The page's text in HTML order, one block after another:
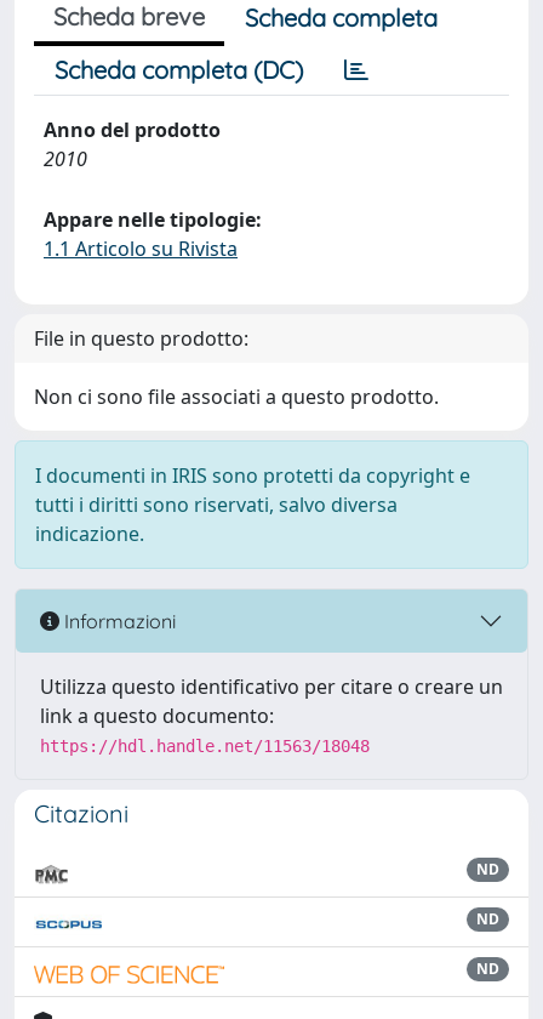
Scheda breve
Scheda completa
Scheda completa (DC)
Anno del prodotto
2010
Appare nelle tipologie:
1.1 Articolo su Rivista
File in questo prodotto:
Non ci sono file associati a questo prodotto.
I documenti in IRIS sono protetti da copyright e
tutti i diritti sono riservati, salvo diversa
indicazione.
Informazioni
Utilizza questo identificativo per citare o creare un
link a questo documento:
https://hdl.handle.net/11563/18048
Citazioni
ND
ND
ND